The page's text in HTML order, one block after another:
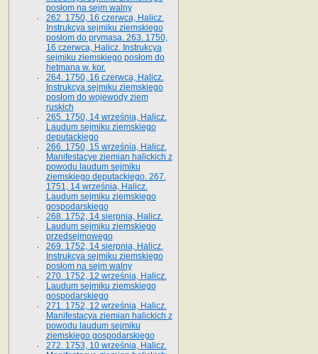
posłom na sejm walny
262. 1750, 16 czerwca, Halicz.
Instrukcya sejmiku ziemskiego
posłom do prymasa. 263. 1750,
16 czerwca, Halicz. Instrukcya
sejmiku ziemskiego posłom do
hetmana w. kor.
264. 1750, 16 czerwca, Halicz.
Instrukcya sejmiku ziemskiego
posłom do wojewody ziem
ruskich
265. 1750, 14 września, Halicz.
Laudum sejmiku ziemskiego
deputackiego
266. 1750, 15 września, Halicz.
Manifestacye ziemian halickich z
powodu laudum sejmiku
ziemskiego deputackiego. 267.
1751, 14 września, Halicz.
Laudum sejmiku ziemskiego
gospodarskiego
268. 1752, 14 sierpnia, Halicz.
Laudum sejmiku ziemskiego
przedsejmowego
269. 1752, 14 sierpnia, Halicz.
Instrukcya sejmiku ziemskiego
posłom na sejm walny
270. 1752, 12 września, Halicz.
Laudum sejmiku ziemskiego
gospodarskiego
271. 1752, 12 września, Halicz.
Manifestacya ziemian halickich z
powodu laudum sejmiku
ziemskiego gospodarskiego
272. 1753, 10 września, Halicz.